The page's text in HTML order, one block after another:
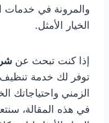
والمرونة في خدمات
الخيار الأمثل.
إذا كنت تبحث عن
توفر لك خدمة
الزمني واحتياجاتك
في هذه المقالة،